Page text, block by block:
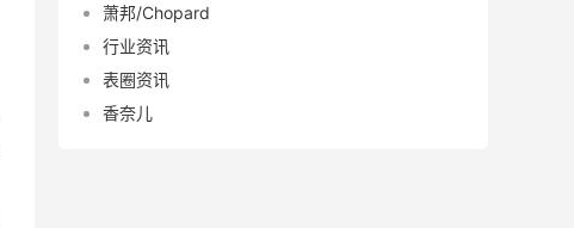
萧邦/Chopard
行业资讯
表圈资讯
香奈儿